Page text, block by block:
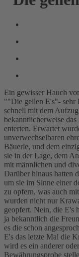
Ein gewisser Hauch
""Die geilen E's"- sehr
schnell mit dem
bekanntlicherweise
enterten. Erwartet
unverwechselbaren
Bäuerle, und dem
sie in der Lage, dem
mit männlichen und
Darüber hinaus hatten
um sie im Sinne einer
zu opfern, was auch
wurden nicht nur
geopfert. Nein, die E's
ja bekanntlich die
es die schon
E's das letzte Mal die
wird es ein anderer
Bewährungsprobe